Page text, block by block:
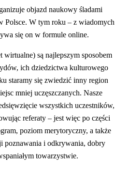
objazd naukowy śladami
Polsce. W tym roku – z wiadomych
się on w formule online.
są najlepszym sposobem
ich dziedzictwa kulturowego
staramy się zwiedzić inny region
mniej uczęszczanych. Nasze
wszystkich uczestników,
referaty – jest więc po części
poziom merytoryczny, a także
poznawania i odkrywania, dobry
towarzystwie.